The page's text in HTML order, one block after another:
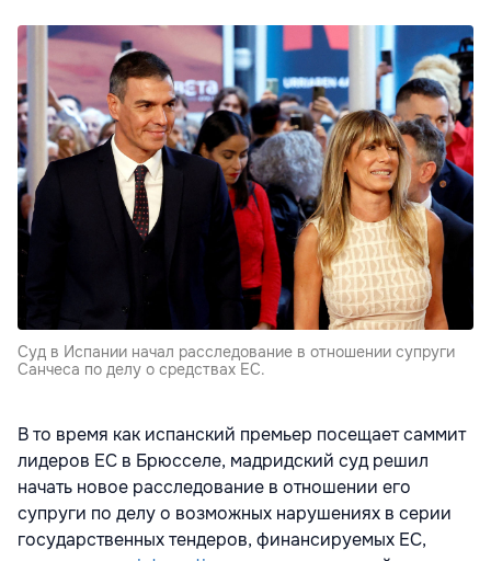
Суд в Испании начал расследование в отношении супруги
Санчеса по делу о средствах ЕС.
В то время как испанский премьер посещает саммит
лидеров ЕС в Брюсселе, мадридский суд решил
начать новое расследование в отношении его
супруги по делу о возможных нарушениях в серии
государственных тендеров, финансируемых ЕС,